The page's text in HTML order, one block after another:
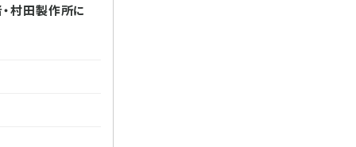
村田製作所に